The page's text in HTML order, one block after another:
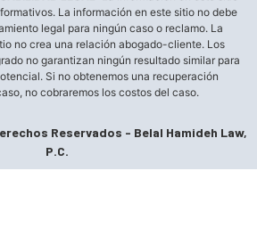
La información en este sitio no debe
legal para ningún caso o reclamo. La
no crea una relación abogado-cliente. Los
no garantizan ningún resultado similar para
Si no obtenemos una recuperación
no cobraremos los costos del caso.
Reservados - Belal Hamideh Law,
P.C.